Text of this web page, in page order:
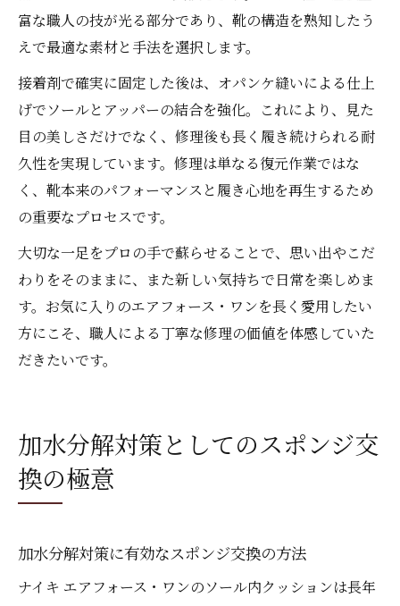
富な職人の技が光る部分であり、靴の構造を熟知したう
えで最適な素材と手法を選択します。
接着剤で確実に固定した後は、オパンケ縫いによる仕上
げでソールとアッパーの結合を強化。これにより、見た
目の美しさだけでなく、修理後も長く履き続けられる耐
久性を実現しています。修理は単なる復元作業ではな
く、靴本来のパフォーマンスと履き心地を再生するため
の重要なプロセスです。
大切な一足をプロの手で蘇らせることで、思い出やこだ
わりをそのままに、また新しい気持ちで日常を楽しめま
す。お気に入りのエアフォース・ワンを長く愛用したい
方にこそ、職人による丁寧な修理の価値を体感していた
だきたいです。
加水分解対策としてのスポンジ交
換の極意
加水分解対策に有効なスポンジ交換の方法
ナイキ エアフォース・ワンのソール内クッションは長年